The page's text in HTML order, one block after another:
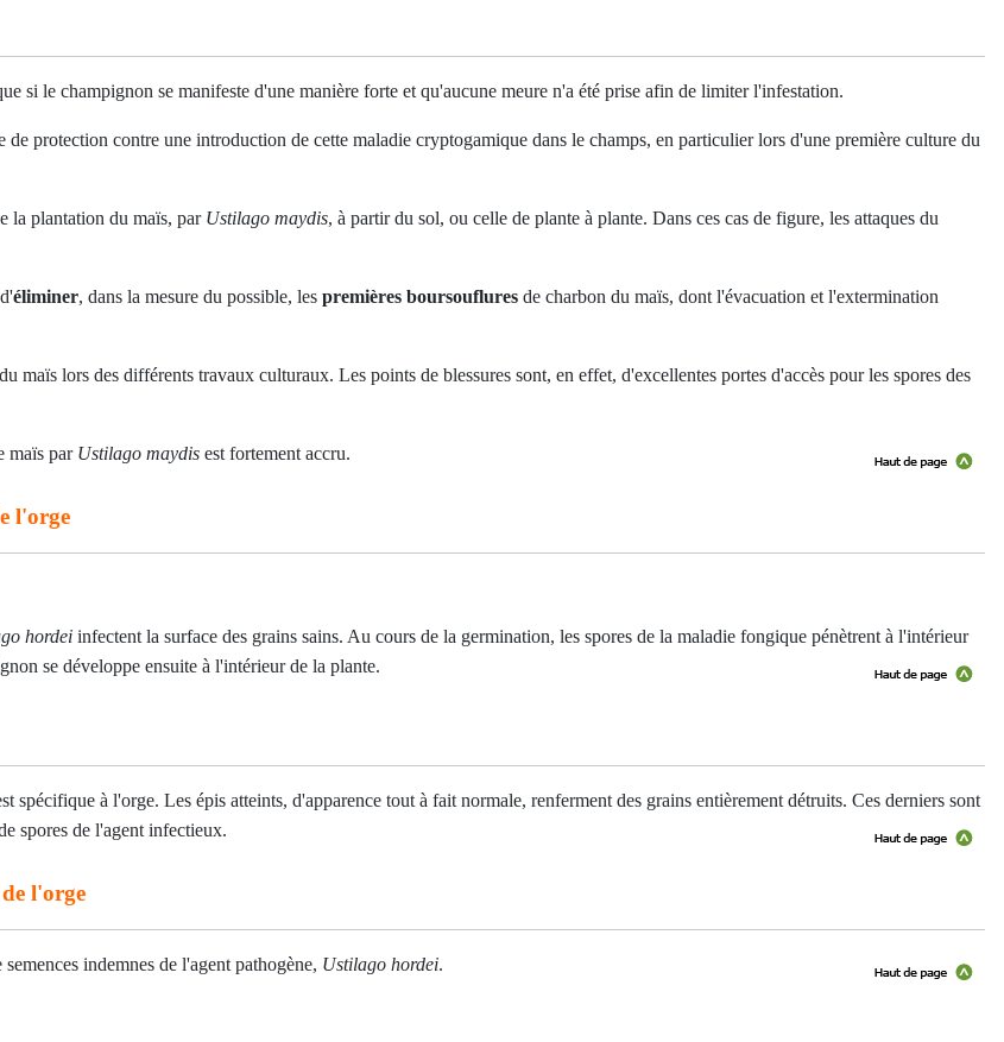
si le champignon se manifeste d'une manière forte et qu'aucune meure n'a été prise afin de limiter l'infestation.
de protection contre une introduction de cette maladie cryptogamique dans le champs, en particulier lors d'une première culture du
la plantation du maïs, par Ustilago maydis, à partir du sol, ou celle de plante à plante. Dans ces cas de figure, les attaques du
éliminer, dans la mesure du possible, les premières boursouflures de charbon du maïs, dont l'évacuation et l'extermination
du maïs lors des différents travaux culturaux. Les points de blessures sont, en effet, d'excellentes portes d'accès pour les spores des
maïs par Ustilago maydis est fortement accru.
l'orge
hordei infectent la surface des grains sains. Au cours de la germination, les spores de la maladie fongique pénètrent à l'intérieur
se développe ensuite à l'intérieur de la plante.
spécifique à l'orge. Les épis atteints, d'apparence tout à fait normale, renferment des grains entièrement détruits. Ces derniers sont
spores de l'agent infectieux.
l'orge
indemnes de l'agent pathogène, Ustilago hordei.